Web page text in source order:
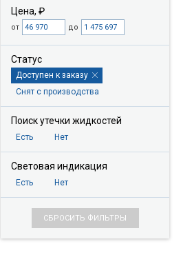
Цена, ₽
от до
Статус
Доступен к заказу
Снят с производства
Поиск утечки жидкостей
Есть Нет
Световая индикация
Есть Нет
СБРОСИТЬ ФИЛЬТРЫ